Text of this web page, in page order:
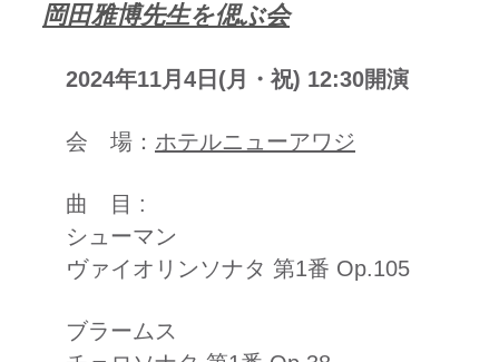
​岡田雅博先生を偲ぶ会
2024年11月4日(月・祝) 12:30開演
会 場： ホテルニューアワジ
曲 目 :
シューマン
ヴァイオリンソナタ 第1番 Op.105
ブラームス